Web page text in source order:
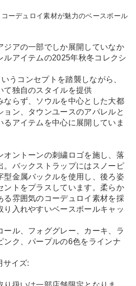
ーデュロイ素材が魅力のベースボール
ジアの一部でしか展開していなか
ルアイテムの2025年秋冬コレクシ
うコンセプトを踏襲しながら、
て独自のスタイルを提供
ならず、ソウルを中心とした大都
ョン、タウンユースのアパレルと
るアイテムを中心に展開していま
オントーンの刺繍ロゴを施し、落
。バックストラップにはスノーピ
型金属バックルを使用し、後ろ姿
ントをプラスしています。柔らか
る雰囲気のコーデュロイ素材を採
り入れやすいベースボールキャッ
ール、フォググレー、カーキ、ラ
ンク、パープルの6色をラインナ
サイズ: